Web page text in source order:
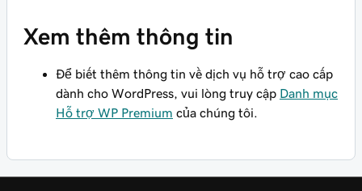
Xem thêm thông tin
Để biết thêm thông tin về dịch vụ hỗ trợ cao cấp
dành cho WordPress, vui lòng truy cập Danh mục
Hỗ trợ WP Premium của chúng tôi.